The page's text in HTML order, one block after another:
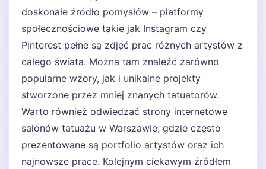
doskonałe źródło pomysłów – platformy
społecznościowe takie jak Instagram czy
Pinterest pełne są zdjęć prac różnych artystów z
całego świata. Można tam znaleźć zarówno
popularne wzory, jak i unikalne projekty
stworzone przez mniej znanych tatuatorów.
Warto również odwiedzać strony internetowe
salonów tatuażu w Warszawie, gdzie często
prezentowane są portfolio artystów oraz ich
najnowsze prace. Kolejnym ciekawym źródłem